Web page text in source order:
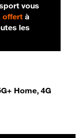
vous
offertà
les
Home, 4G